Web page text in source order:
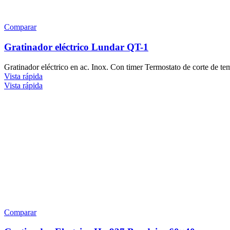
Comparar
Gratinador eléctrico Lundar QT-1
Gratinador eléctrico en ac. Inox. Con timer Termostato de corte de
Vista rápida
Vista rápida
Comparar